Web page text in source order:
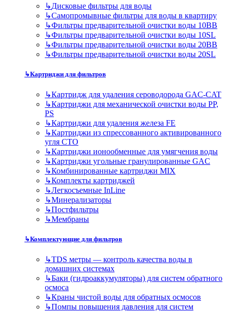
↳Дисковые фильтры для воды
↳Самопромывные фильтры для воды в квартиру
↳Фильтры предварительной очистки воды 10BB
↳Фильтры предварительной очистки воды 10SL
↳Фильтры предварительной очистки воды 20BB
↳Фильтры предварительной очистки воды 20SL
↳Картриджи для фильтров
↳Картридж для удаления сероводорода GAC-CAT
↳Картриджи для механической очистки воды PP,
PS
↳Картриджи для удаления железа FE
↳Картриджи из спрессованного активированного
угля CTO
↳Картриджи ионообменные для умягчения воды
↳Картриджи угольные гранулированные GAC
↳Комбинированные картриджи MIX
↳Комплекты картриджей
↳Легкосъемные InLine
↳Минерализаторы
↳Постфильтры
↳Мембраны
↳Комплектующие для фильтров
↳TDS метры — контроль качества воды в
домашних системах
↳Баки (гидроаккумуляторы) для систем обратного
осмоса
↳Краны чистой воды для обратных осмосов
↳Помпы повышения давления для систем